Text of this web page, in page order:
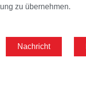
zu übernehmen.
Nachricht